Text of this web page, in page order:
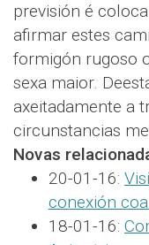
previsión é
afirmar estes
formigón rugoso
sexa maior.
axeitadamente a
circunstancias
Novas
20-01-16:
conexión
18-01-16: